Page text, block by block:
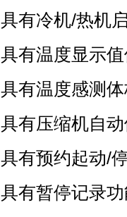
具有冷机/热机
具有温度显示
具有温度感测
具有压缩机自
具有预约起动/
具有暂停记录